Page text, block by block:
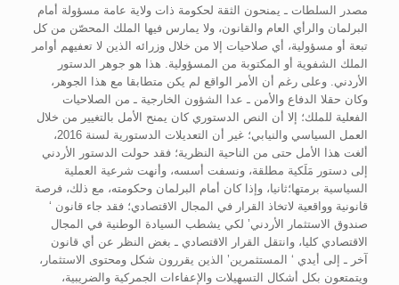
مصدر السلطات ـ يمنحون الثقة لحكومة ذات ولاية عامة مسؤولة أمام
البرلمان والرأي العام والقانون، ولا يمارس فيها الملك المحصّن من كل
تبعة أو مسؤولية، أي صلاحيات إلا من خلال وزرائه الذين لا تعفيهم أوامر
الملك الشفوية أو المكتوبة من المسؤولية. هذا هو جوهر الدستور
الأردني. وعلى رغم أن الأمر الواقع لم يكن متطابقا مع هذا الجوهر،
وكان حقلا الدفاع والأمن ـ عدا الشؤون الخارجية ـ من الصلاحيات
الفعلية للملك؛ إلا أن النص الدستوري كان يمنح الأمل بالتغيير من خلال
العمل السياسي والنيابي؛ غير أن التعديلات الدستورية لسنة 2016،
ألغت هذا الأمل حتى من الناحية النظرية؛ فقد حولت الدستور الأردني
إلى دستور مَلَكية مطلقة، ونسفت أسسه، وأنهت شرعية العملية
السياسية برمتها؛ثانيا، وإذا كان أمام البرلمان وحكومته، مع ذلك، فرصة
قانونية وواقعية لاتخاذ القرار في المجال الاقتصادي؛ فقد جاء قانون ‘
صندوق الاستثمار الأردني’ لكي يشطب السيادة الوطنية في المجال
الاقتصادي كليا، وانتقل القرار الاقتصادي ـ بغض النظر عن أي قانون
آخر ـ إلى أيدي ‘ المستثمرين’ الذين يقررون شكل ومحتوى الاستثمار،
ويتمتعون بكل أشكال التسهيلات والإعفاءات الجمركية والضريبية،